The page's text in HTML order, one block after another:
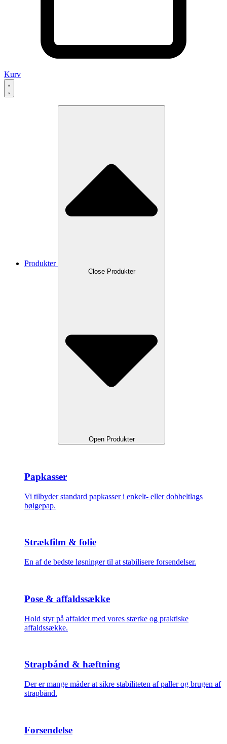
Kurv
Produkter
Close Produkter
Open Produkter
Papkasser
Vi tilbyder standard papkasser i enkelt- eller dobbeltlags
bølgepap.
Strækfilm & folie
En af de bedste løsninger til at stabilisere forsendelser.
Pose & affaldssække
Hold styr på affaldet med vores stærke og praktiske
affaldssække.
Strapbånd & hæftning
Der er mange måder at sikre stabiliteten af paller og brugen af
strapbånd.
Forsendelse